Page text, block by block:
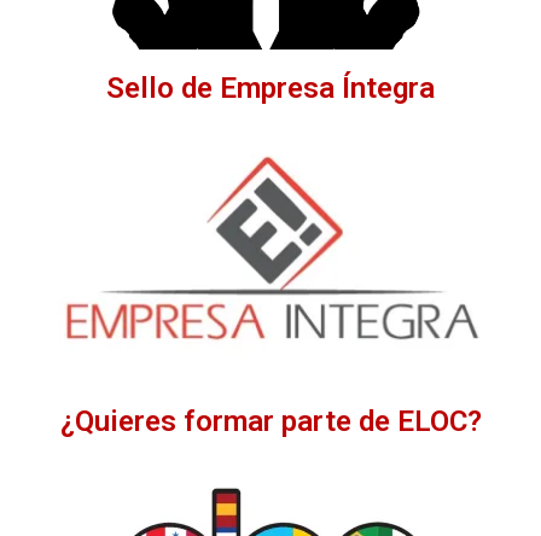
Sello de Empresa Íntegra
¿Quieres formar parte de ELOC?